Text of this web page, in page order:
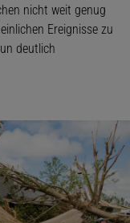
nicht weit genug
Ereignisse zu
deutlich